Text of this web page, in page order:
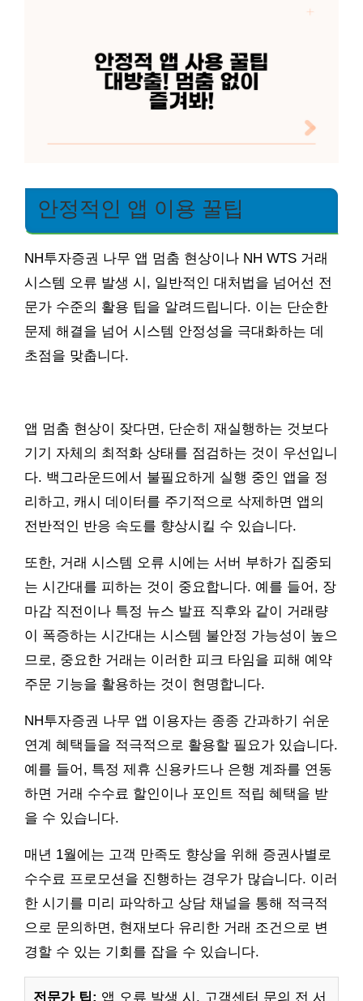
안정적인 앱 이용 꿀팁
NH투자증권 나무 앱 멈춤 현상이나 NH WTS 거래
시스템 오류 발생 시, 일반적인 대처법을 넘어선 전
문가 수준의 활용 팁을 알려드립니다. 이는 단순한
문제 해결을 넘어 시스템 안정성을 극대화하는 데
초점을 맞춥니다.
앱 멈춤 현상이 잦다면, 단순히 재실행하는 것보다
기기 자체의 최적화 상태를 점검하는 것이 우선입니
다. 백그라운드에서 불필요하게 실행 중인 앱을 정
리하고, 캐시 데이터를 주기적으로 삭제하면 앱의
전반적인 반응 속도를 향상시킬 수 있습니다.
또한, 거래 시스템 오류 시에는 서버 부하가 집중되
는 시간대를 피하는 것이 중요합니다. 예를 들어, 장
마감 직전이나 특정 뉴스 발표 직후와 같이 거래량
이 폭증하는 시간대는 시스템 불안정 가능성이 높으
므로, 중요한 거래는 이러한 피크 타임을 피해 예약
주문 기능을 활용하는 것이 현명합니다.
NH투자증권 나무 앱 이용자는 종종 간과하기 쉬운
연계 혜택들을 적극적으로 활용할 필요가 있습니다.
예를 들어, 특정 제휴 신용카드나 은행 계좌를 연동
하면 거래 수수료 할인이나 포인트 적립 혜택을 받
을 수 있습니다.
매년 1월에는 고객 만족도 향상을 위해 증권사별로
수수료 프로모션을 진행하는 경우가 많습니다. 이러
한 시기를 미리 파악하고 상담 채널을 통해 적극적
으로 문의하면, 현재보다 유리한 거래 조건으로 변
경할 수 있는 기회를 잡을 수 있습니다.
전문가 팁: 앱 오류 발생 시, 고객센터 문의 전 서